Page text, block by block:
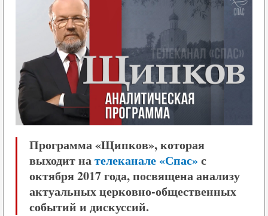
Программа «Щипков», которая
выходит нателеканале «Спас»с
октября 2017 года, посвящена анализу
актуальных церковно-общественных
событий и дискуссий.